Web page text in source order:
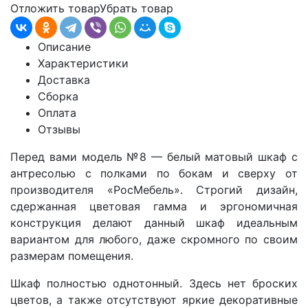
Отложить товарУбрать товар
Описание
Характеристики
Доставка
Сборка
Оплата
Отзывы
Перед вами модель №8 — белый матовый шкаф с
антресолью с полками по бокам и сверху от
производителя «РосМебель». Строгий дизайн,
сдержанная цветовая гамма и эргономичная
конструкция делают данный шкаф идеальным
вариантом для любого, даже скромного по своим
размерам помещения.
Шкаф полностью однотонный. Здесь нет броских
цветов, а также отсутствуют яркие декоративные